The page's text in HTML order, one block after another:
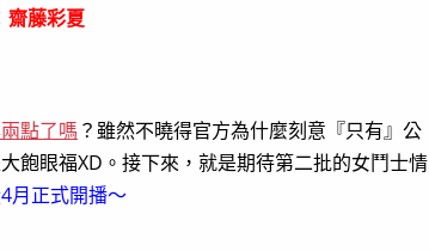
齋藤彩夏
點了嗎 ？雖然不曉得官方為什麼刻意『只有』公
飽眼福XD。接下來，就是期待第二批的女鬥士情
月正式開播～